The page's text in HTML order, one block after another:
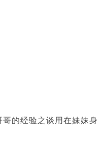
的经验之谈用在妹妹身